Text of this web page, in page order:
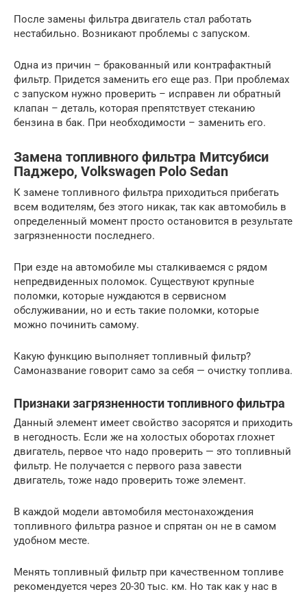
После замены фильтра двигатель стал работать
нестабильно. Возникают проблемы с запуском.
Одна из причин – бракованный или контрафактный
фильтр. Придется заменить его еще раз. При проблемах
с запуском нужно проверить – исправен ли обратный
клапан – деталь, которая препятствует стеканию
бензина в бак. При необходимости – заменить его.
Замена топливного фильтра Митсубиси
Паджеро, Volkswagen Polo Sedan
К замене топливного фильтра приходиться прибегать
всем водителям, без этого никак, так как автомобиль в
определенный момент просто остановится в результате
загрязненности последнего.
При езде на автомобиле мы сталкиваемся с рядом
непредвиденных поломок. Существуют крупные
поломки, которые нуждаются в сервисном
обслуживании, но и есть такие поломки, которые
можно починить самому.
Какую функцию выполняет топливный фильтр?
Самоназвание говорит само за себя — очистку топлива.
Признаки загрязненности топливного фильтра
Данный элемент имеет свойство засорятся и приходить
в негодность. Если же на холостых оборотах глохнет
двигатель, первое что надо проверить — это топливный
фильтр. Не получается с первого раза завести
двигатель, тоже надо проверить тоже элемент.
В каждой модели автомобиля местонахождения
топливного фильтра разное и спрятан он не в самом
удобном месте.
Менять топливный фильтр при качественном топливе
рекомендуется через 20-30 тыс. км. Но так как у нас в